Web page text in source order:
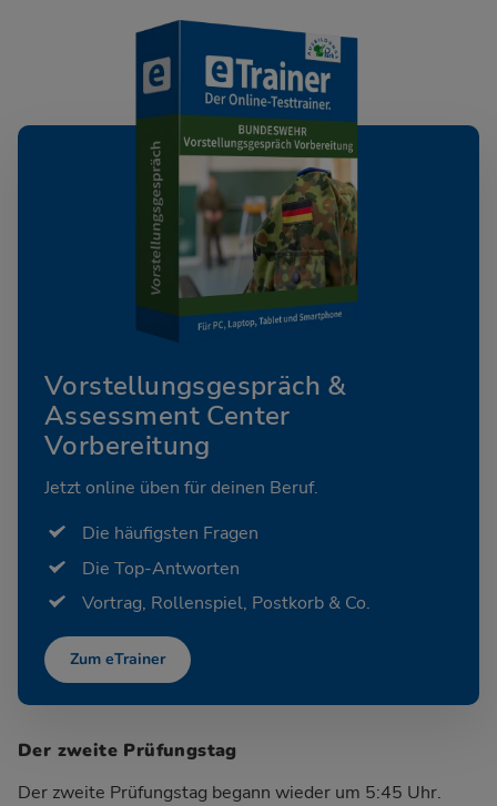
Vorstellungsgespräch &
Assessment Center
Vorbereitung
Jetzt online üben für deinen Beruf.
Die häufigsten Fragen
Die Top-Antworten
Vortrag, Rollenspiel, Postkorb & Co.
Zum eTrainer
Der zweite Prüfungstag
Der zweite Prüfungstag begann wieder um 5:45 Uhr.